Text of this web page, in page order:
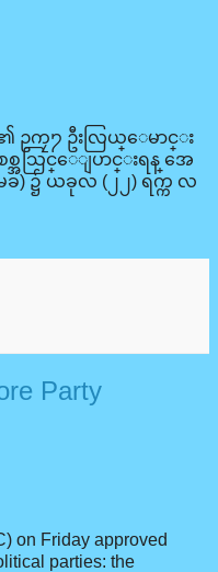
၏ ဥကၠ႒ ဦးလြယ္ေမာင္း
စ္အသြင္ေျပာင္းရန္ အေ
ခ) ၌ ယခုလ (၂၂) ရက္က လ
Party
on Friday approved
parties: the